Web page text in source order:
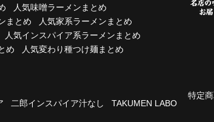
人気味噌ラーメンまとめ
まとめ
人気家系ラーメンまとめ
人気インスパイア系ラーメンまとめ
め 人気変わり種つけ麺まとめ
二郎インスパイア汁なし
TAKUMEN LABO
特定